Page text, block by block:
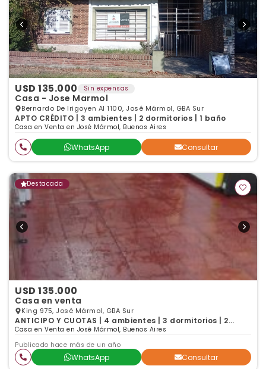
USD 135.000 Sin expensas
Casa - Jose Marmol
Bernardo De Irigoyen Al 1100, José Mármol, GBA Sur
APTO CRÉDITO | 3 ambientes | 2 dormitorios | 1 baño
Casa en Venta en José Mármol, Buenos Aires
WhatsApp Consultar
Destacada
USD 135.000
Casa en venta
King 975, José Mármol, GBA Sur
ANTICIPO Y CUOTAS | 4 ambientes | 3 dormitorios | 2
baños
Casa en Venta en José Mármol, Buenos Aires
Publicado hace más de un año
WhatsApp Consultar